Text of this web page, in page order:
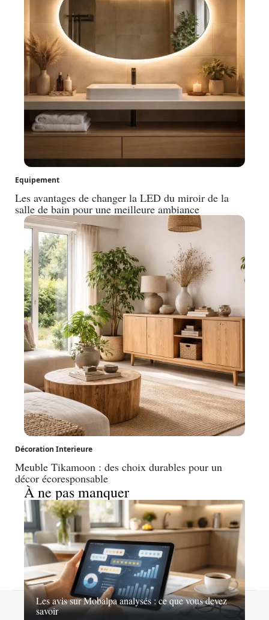
Equipement
Les avantages de changer la LED du miroir de la
salle de bain pour une meilleure ambiance
Décoration Interieure
Meuble Tikamoon : des choix durables pour un
décor écoresponsable
À ne pas manquer
Les avis sur Mobalpa analysés : ce que vous devez
savoir Contact Mentions légales Sitemap